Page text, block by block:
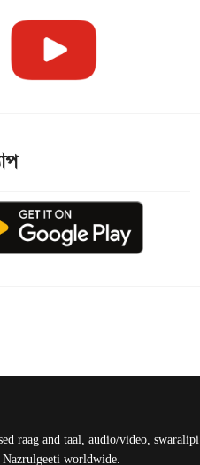
raag and taal, audio/video, swaralipi
worldwide.